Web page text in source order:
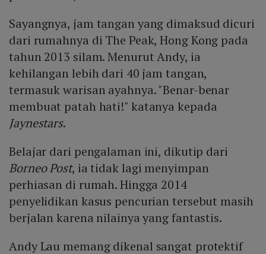
Sayangnya, jam tangan yang dimaksud dicuri
dari rumahnya di The Peak, Hong Kong pada
tahun 2013 silam. Menurut Andy, ia
kehilangan lebih dari 40 jam tangan,
termasuk warisan ayahnya. "Benar-benar
membuat patah hati!" katanya kepada
Jaynestars.
Belajar dari pengalaman ini, dikutip dari
Borneo Post, ia tidak lagi menyimpan
perhiasan di rumah. Hingga 2014
penyelidikan kasus pencurian tersebut masih
berjalan karena nilainya yang fantastis.
Andy Lau memang dikenal sangat protektif